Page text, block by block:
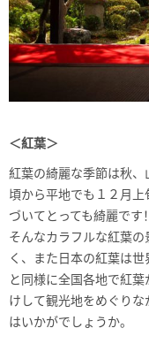
＜紅葉＞
紅葉の綺麗な季節は秋
頃から平地でも１２月
づいてとっても綺麗です！
そんなカラフルな紅葉
く、また日本の紅葉は
と同様に全国各地で紅
けして観光地をめぐり
はいかがでしょうか。